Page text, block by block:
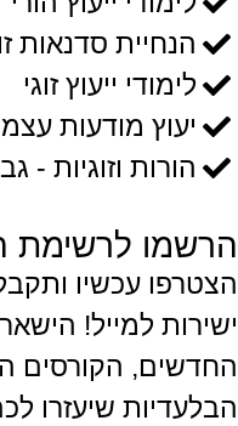
הנחיית סדנאות
לימודי ייעוץ זוגי
יעוץ מודעות
הורות וזוגיות -
הרשמו לרשימת
הצטרפו עכשיו
ישירות למייל!
החדשים, הקורסים
הבלעדיות שיעזרו